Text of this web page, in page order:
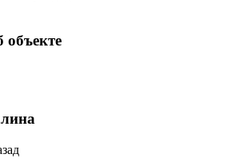
объекте